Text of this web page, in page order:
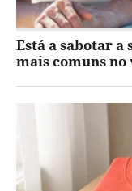
Está a sabotar a
mais comuns no